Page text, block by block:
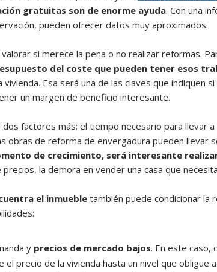
gratuitas son de enorme ayuda. Con una
pueden ofrecer datos muy aproximados.
si merece la pena o no realizar reformas.
del coste que pueden tener esos
Esa será una de las claves que indiquen
un margen de beneficio interesante.
factores más: el tiempo necesario para llevar
obras de reforma de envergadura pueden llevar
de crecimiento, será interesante
la demora en vender una casa que
el inmueble también puede condicionar la
y precios de mercado bajos. En este caso,
precio de la vivienda hasta un nivel que obligue